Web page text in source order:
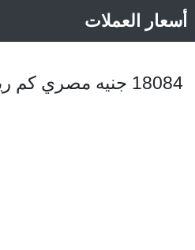
أسعار العملات
18084 جنيه مصري كم ريال قطري